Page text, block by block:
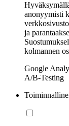
anonyymisti
ja
kolmannen
Google
A/B-Testing